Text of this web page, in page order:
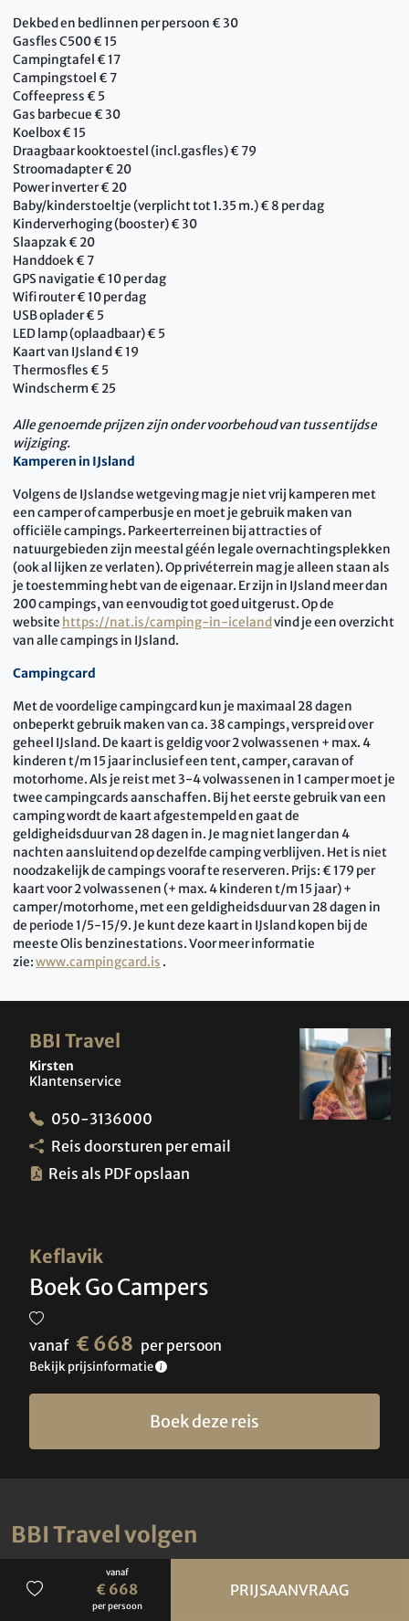
Dekbed en bedlinnen per persoon € 30
Gasfles C500 € 15
Campingtafel € 17
Campingstoel € 7
Coffeepress € 5
Gas barbecue € 30
Koelbox € 15
Draagbaar kooktoestel (incl.gasfles) € 79
Stroomadapter € 20
Power inverter € 20
Baby/kinderstoeltje (verplicht tot 1.35 m.) € 8 per dag
Kinderverhoging (booster) € 30
Slaapzak € 20
Handdoek € 7
GPS navigatie € 10 per dag
Wifi router € 10 per dag
USB oplader € 5
LED lamp (oplaadbaar) € 5
Kaart van IJsland € 19
Thermosfles € 5
Windscherm € 25
Alle genoemde prijzen zijn onder voorbehoud van tussentijdse
wijziging.
Kamperen in IJsland
Volgens de IJslandse wetgeving mag je niet vrij kamperen met
een camper of camperbusje en moet je gebruik maken van
officiële campings. Parkeerterreinen bij attracties of
natuurgebieden zijn meestal géén legale overnachtingsplekken
(ook al lijken ze verlaten). Op privéterrein mag je alleen staan als
je toestemming hebt van de eigenaar. Er zijn in IJsland meer dan
200 campings, van eenvoudig tot goed uitgerust. Op de
website https://nat.is/camping-in-icelandvind je een overzicht
van alle campings in IJsland.
Campingcard
Met de voordelige campingcard kun je maximaal 28 dagen
onbeperkt gebruik maken van ca. 38 campings, verspreid over
geheel IJsland. De kaart is geldig voor 2 volwassenen + max. 4
kinderen t/m 15 jaar inclusief een tent, camper, caravan of
motorhome. Als je reist met 3-4 volwassenen in 1 camper moet je
twee campingcards aanschaffen. Bij het eerste gebruik van een
camping wordt de kaart afgestempeld en gaat de
geldigheidsduur van 28 dagen in. Je mag niet langer dan 4
nachten aansluitend op dezelfde camping verblijven. Het is niet
noodzakelijk de campings vooraf te reserveren. Prijs: € 179 per
kaart voor 2 volwassenen (+ max. 4 kinderen t/m 15 jaar) +
camper/motorhome, met een geldigheidsduur van 28 dagen in
de periode 1/5-15/9. Je kunt deze kaart in IJsland kopen bij de
meeste Olis benzinestations. Voor meer informatie
zie:www.campingcard.is .
Keflavik
Boek Go Campers
vanaf € 668 per persoon
Bekijk prijsinformatie
Boek deze reis
BBI Travel
Kirsten
Klantenservice
050-3136000
Reis doorsturen per email
Reis als PDF opslaan
vanaf
€ 668
per persoon
PRIJSAANVRAAG
BBI Travel volgen